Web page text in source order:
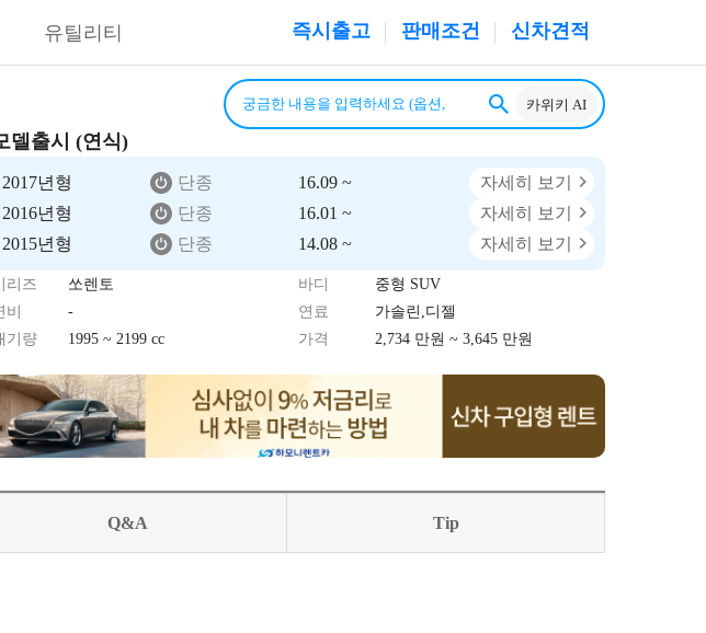
즉시출고 판매조건 신차견적
유틸리티
카위키 AI
델출시 (연식)
2017년형 단종 16.09 ~
자세히 보기
2016년형
단종 16.01 ~
자세히 보기
2015년형
단종 14.08 ~ 자세히 보기
리즈 쏘렌토 바디
중형 SUV
비
- 연료
가솔린,디젤
기량
1995 ~ 2199 cc 가격 2,734 만원 ~ 3,645 만원
Q&A Tip